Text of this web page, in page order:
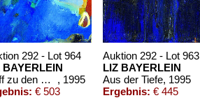
292 - Lot 964
BAYERLEIN
Griff zu den Sternen
, 1995
€ 503
Auktion 292 - Lot 963
LIZ BAYERLEIN
Aus der Tiefe, 1995
Ergebnis: € 445